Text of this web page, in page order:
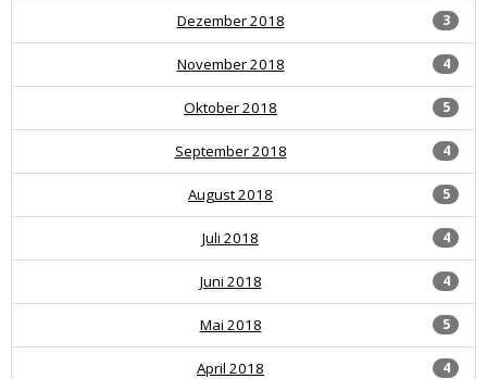
3
Dezember 2018
4
November 2018
5
Oktober 2018
4
September 2018
5
August 2018
4
Juli 2018
4
Juni 2018
5
Mai 2018
4
April 2018